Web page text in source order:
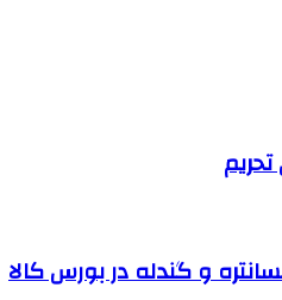
و گندله در بورس کالا